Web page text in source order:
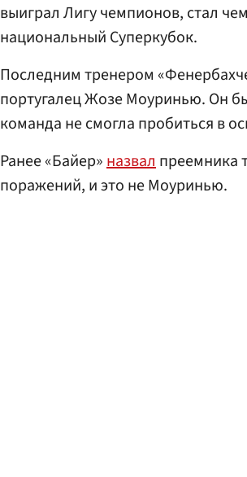
выиграл Лигу чемпионов, стал
национальный Суперкубок.
Последним тренером
португалец Жозе Моуринью. Он
команда не смогла пробиться в
Ранее «Байер»назвалпреемника
поражений, и это не Моуринью.